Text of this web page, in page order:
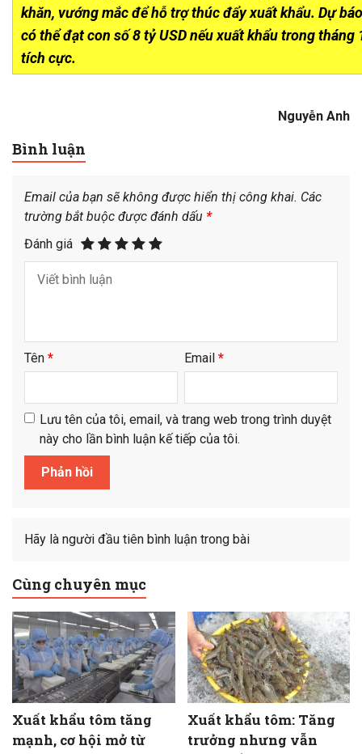
khăn, vướng mắc để hỗ trợ thúc đẩy xuất khẩu. Dự
có thể đạt con số 8 tỷ USD nếu xuất khẩu trong
tích cực.
Nguyễn Anh
Bình luận
Email của bạn sẽ không được hiển thị công khai. Các
trường bắt buộc được đánh dấu *
Đánh giá
Tên * Email *
Lưu tên của tôi, email, và trang web trong trình duyệt
này cho lần bình luận kế tiếp của tôi.
Hãy là người đầu tiên bình luận trong bài
Cùng chuyên mục
Xuất khẩu tôm tăng
mạnh, cơ hội mở từ
Xuất khẩu tôm: Tăng
trưởng nhưng vẫn